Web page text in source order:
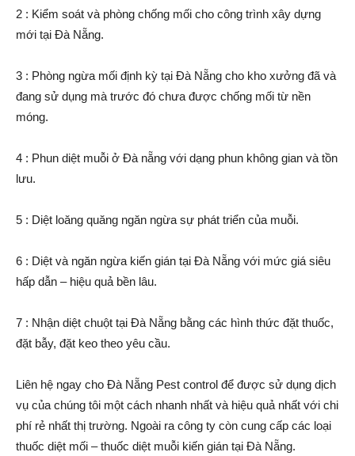
2 : Kiểm soát và phòng chống mối cho công trình xây dựng
mới tại Đà Nẵng.
3 : Phòng ngừa mối định kỳ tại Đà Nẵng cho kho xưởng đã và
đang sử dụng mà trước đó chưa được chống mối từ nền
móng.
4 : Phun diệt muỗi ở Đà nẵng với dạng phun không gian và tồn
lưu.
5 : Diệt loăng quăng ngăn ngừa sự phát triển của muỗi.
6 : Diệt và ngăn ngừa kiến gián tại Đà Nẵng với mức giá siêu
hấp dẫn – hiệu quả bền lâu.
7 : Nhận diệt chuột tại Đà Nẵng bằng các hình thức đặt thuốc,
đặt bẫy, đặt keo theo yêu cầu.
Liên hệ ngay cho Đà Nẵng Pest control để được sử dụng dịch
vụ của chúng tôi một cách nhanh nhất và hiệu quả nhất với chi
phí rẻ nhất thị trường. Ngoài ra công ty còn cung cấp các loại
thuốc diệt mối – thuốc diệt muỗi kiến gián tại Đà Nẵng.